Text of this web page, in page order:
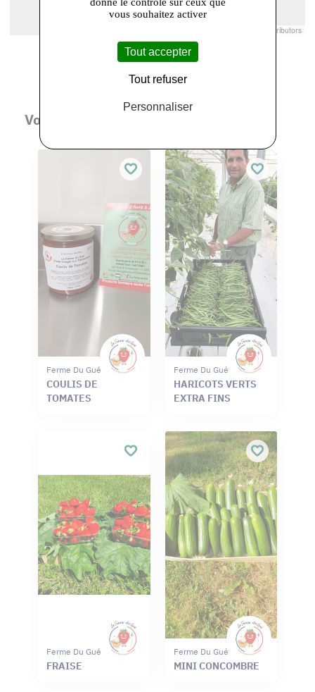
contributors
Vous aimerez aussi
Ferme Du Gué
COULIS DE
TOMATES
Ferme Du Gué
HARICOTS VERTS
EXTRA FINS
Ferme Du Gué
FRAISE
Ferme Du Gué
MINI CONCOMBRE
vous souhaitez activer
Tout accepter
Tout refuser
Personnaliser